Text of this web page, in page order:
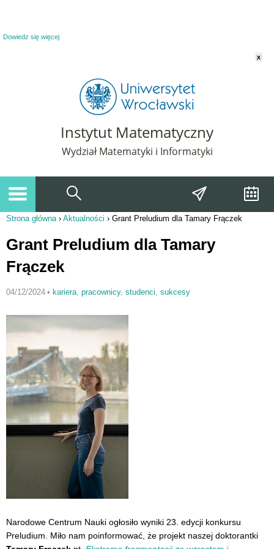
Dowiedz się więcej
x
Instytut Matematyczny
Wydział Matematyki i Informatyki
Strona główna› Aktualności › Grant Preludium dla Tamary Frączek
Grant Preludium dla Tamary
Frączek
04/12/2024 • kariera, pracownicy, studenci, sukcesy
Narodowe Centrum Nauki ogłosiło wyniki 23. edycji konkursu
Preludium. Miło nam poinformować, że projekt naszej doktorantki